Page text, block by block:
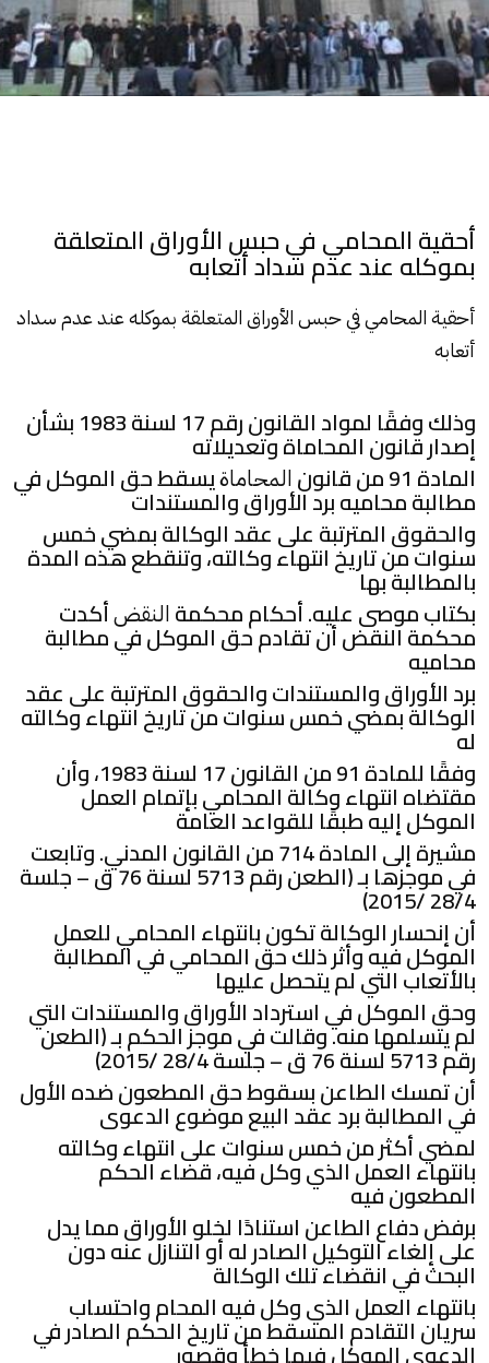
أحقية المحامي في حبس الأوراق المتعلقة
بموكله عند عدم سداد أتعابه
أحقيةالمحاميفي حبس الأوراق المتعلقة بموكله عند عدم سداد
أتعابه
وذلك وفقًا لمواد القانون رقم 17 لسنة 1983 بشأن
إصدار قانون المحاماة وتعديلاته
المادة 91 من قانون المحاماةيسقط حق الموكل في
مطالبة محاميه برد الأوراق والمستندات
والحقوق المترتبة على عقد الوكالة بمضي خمس
سنوات من تاريخ انتهاء وكالته، وتنقطع هذه المدة
بالمطالبة بها
بكتاب موصى عليه. أحكام محكمة النقضأكدت
محكمة النقض أن تقادم حق الموكل في مطالبة
محاميه
برد الأوراق والمستندات والحقوق المترتبة على عقد
الوكالة بمضي خمس سنوات من تاريخ انتهاء وكالته
له
وفقًا للمادة 91 من القانون 17 لسنة 1983، وأن
مقتضاه انتهاء وكالة المحامي بإتمام العمل
الموكل إليه طبقًا للقواعد العامة
مشيرة إلى المادة 714 من القانون المدني. وتابعت
في موجزها بـ (الطعن رقم 5713 لسنة 76 ق – جلسة
28/4 /2015)
أن إنحسار الوكالة تكون بانتهاء المحامي للعمل
الموكل فيه وأثر ذلك حق المحامي في المطالبة
بالأتعاب التي لم يتحصل عليها
وحق الموكل في استرداد الأوراق والمستندات التي
لم يتسلمها منه. وقالت في موجز الحكم بـ (الطعن
رقم 5713 لسنة 76 ق – جلسة 28/4 /2015)
أن تمسك الطاعن بسقوط حق المطعون ضده الأول
في المطالبة برد عقد البيع موضوع الدعوى
لمضي أكثر من خمس سنوات على انتهاء وكالته
بانتهاء العمل الذي وكل فيه، قضاء الحكم
المطعون فيه
برفض دفاع الطاعن استنادًا لخلو الأوراق مما يدل
على إلغاء التوكيل الصادر له أو التنازل عنه دون
البحث في انقضاء تلك الوكالة
بانتهاء العمل الذي وكل فيه المحام واحتساب
سريان التقادم المسقط من تاريخ الحكم الصادر في
الدعوى الموكل فيها خطأ وقصور